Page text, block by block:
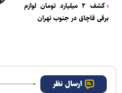
کشف ۲ میلیارد تومان لوازم
برقی قاچاق در جنوب تهران
ارسال نظر